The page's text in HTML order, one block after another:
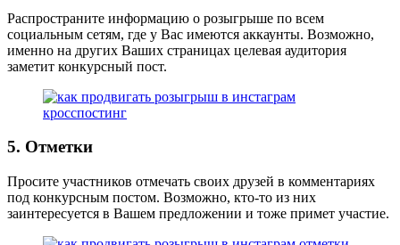
Распространите информацию о розыгрыше по всем
социальным сетям, где у Вас имеются аккаунты. Возможно,
именно на других Ваших страницах целевая аудитория
заметит конкурсный пост.
5. Отметки
Просите участников отмечать своих друзей в комментариях
под конкурсным постом. Возможно, кто-то из них
заинтересуется в Вашем предложении и тоже примет участие.